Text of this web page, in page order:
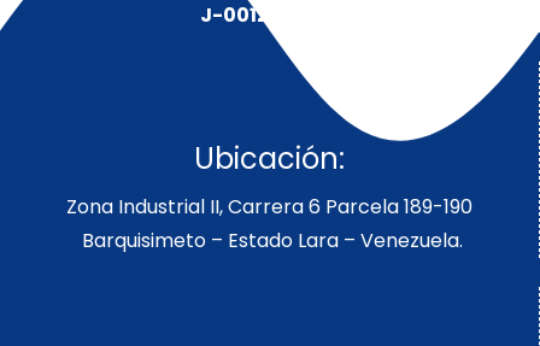
J-00128491-5
Ubicación:
Zona Industrial II, Carrera 6 Parcela 189-190
Barquisimeto – Estado Lara – Venezuela.